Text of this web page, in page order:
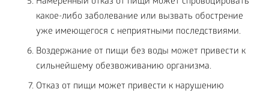
какое-либо заболевание или вызвать обострение
уже имеющегося с неприятными последствиями.
Воздержание от пищи без воды может привести к
сильнейшему обезвоживанию организма.
Отказ от пищи может привести к нарушению